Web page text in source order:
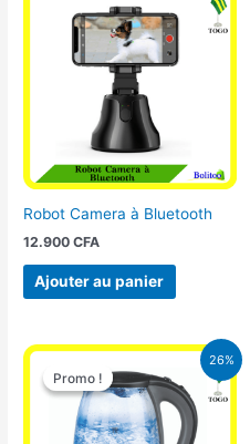
Robot Camera à Bluetooth
12.900CFA
Ajouter au panier
26%
Promo !
Promo !
Le
prix
initial
16.900 CFA.
Le
prix
actuel
est :
12.500 CFA.